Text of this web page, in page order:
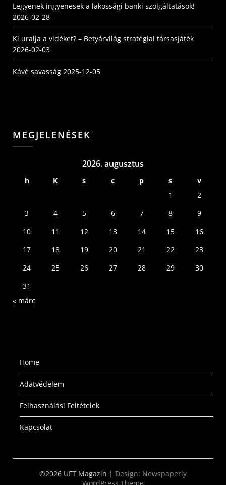
Legyenek ingyenesek a lakossági banki szolgáltatások!
2026-02-28
Ki uralja a vidéket? – Betyárvilág stratégiai társasjáték
2026-02-03
Kávé savasság 2025-12-05
MEGJELENÉSEK
2026. augusztus
h K s c p s
v
1
2
3
4 5 6 7 8
9
10
11 12 13 14 15
16
17
18 19 20 21 22
23
24
25 26 27 28 29
30
31
« márc
Home
Adatvédelem
Felhasználási Feltételek
Kapcsolat
©2026 UFT Magazin | Design: Newspaperly